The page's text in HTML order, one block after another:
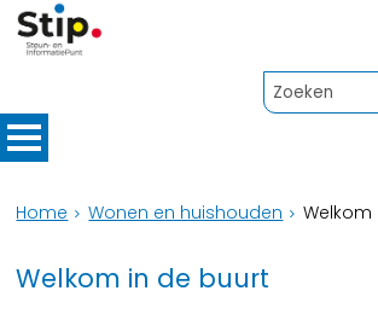
Home Wonen en huishouden
Welkom in de buurt